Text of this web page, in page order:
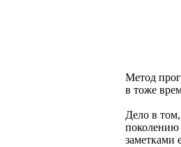
Метод
в тоже
Дело в
поколению
заметками